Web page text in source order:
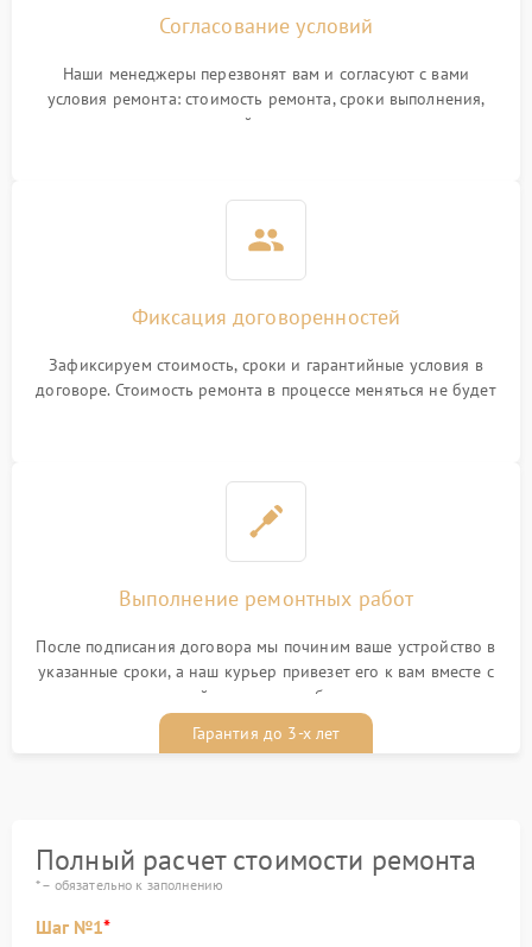
Согласование условий
Наши менеджеры перезвонят вам и согласуют с вами
условия ремонта: стоимость ремонта, сроки выполнения,
гарантийные условия
Фиксация договоренностей
Зафиксируем стоимость, сроки и гарантийные условия в
договоре. Стоимость ремонта в процессе меняться не будет
Выполнение ремонтных работ
После подписания договора мы починим ваше устройство в
указанные сроки, а наш курьер привезет его к вам вместе с
гарантийным талоном бесплатно
Гарантия до 3-х лет
Полный расчет стоимости ремонта
* – обязательно к заполнению
Шаг №1